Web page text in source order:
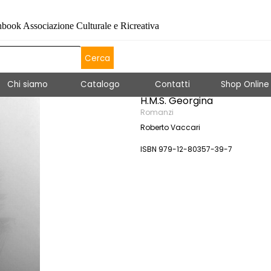
Associazione Culturale e Ricreativa
Cerca
Salta menù
Chi siamo ▼
Catalogo ▼
Contatti Shop Online
H.M.S. Georgina
Romanzi
Roberto Vaccari
ISBN 979-12-80357-39-7